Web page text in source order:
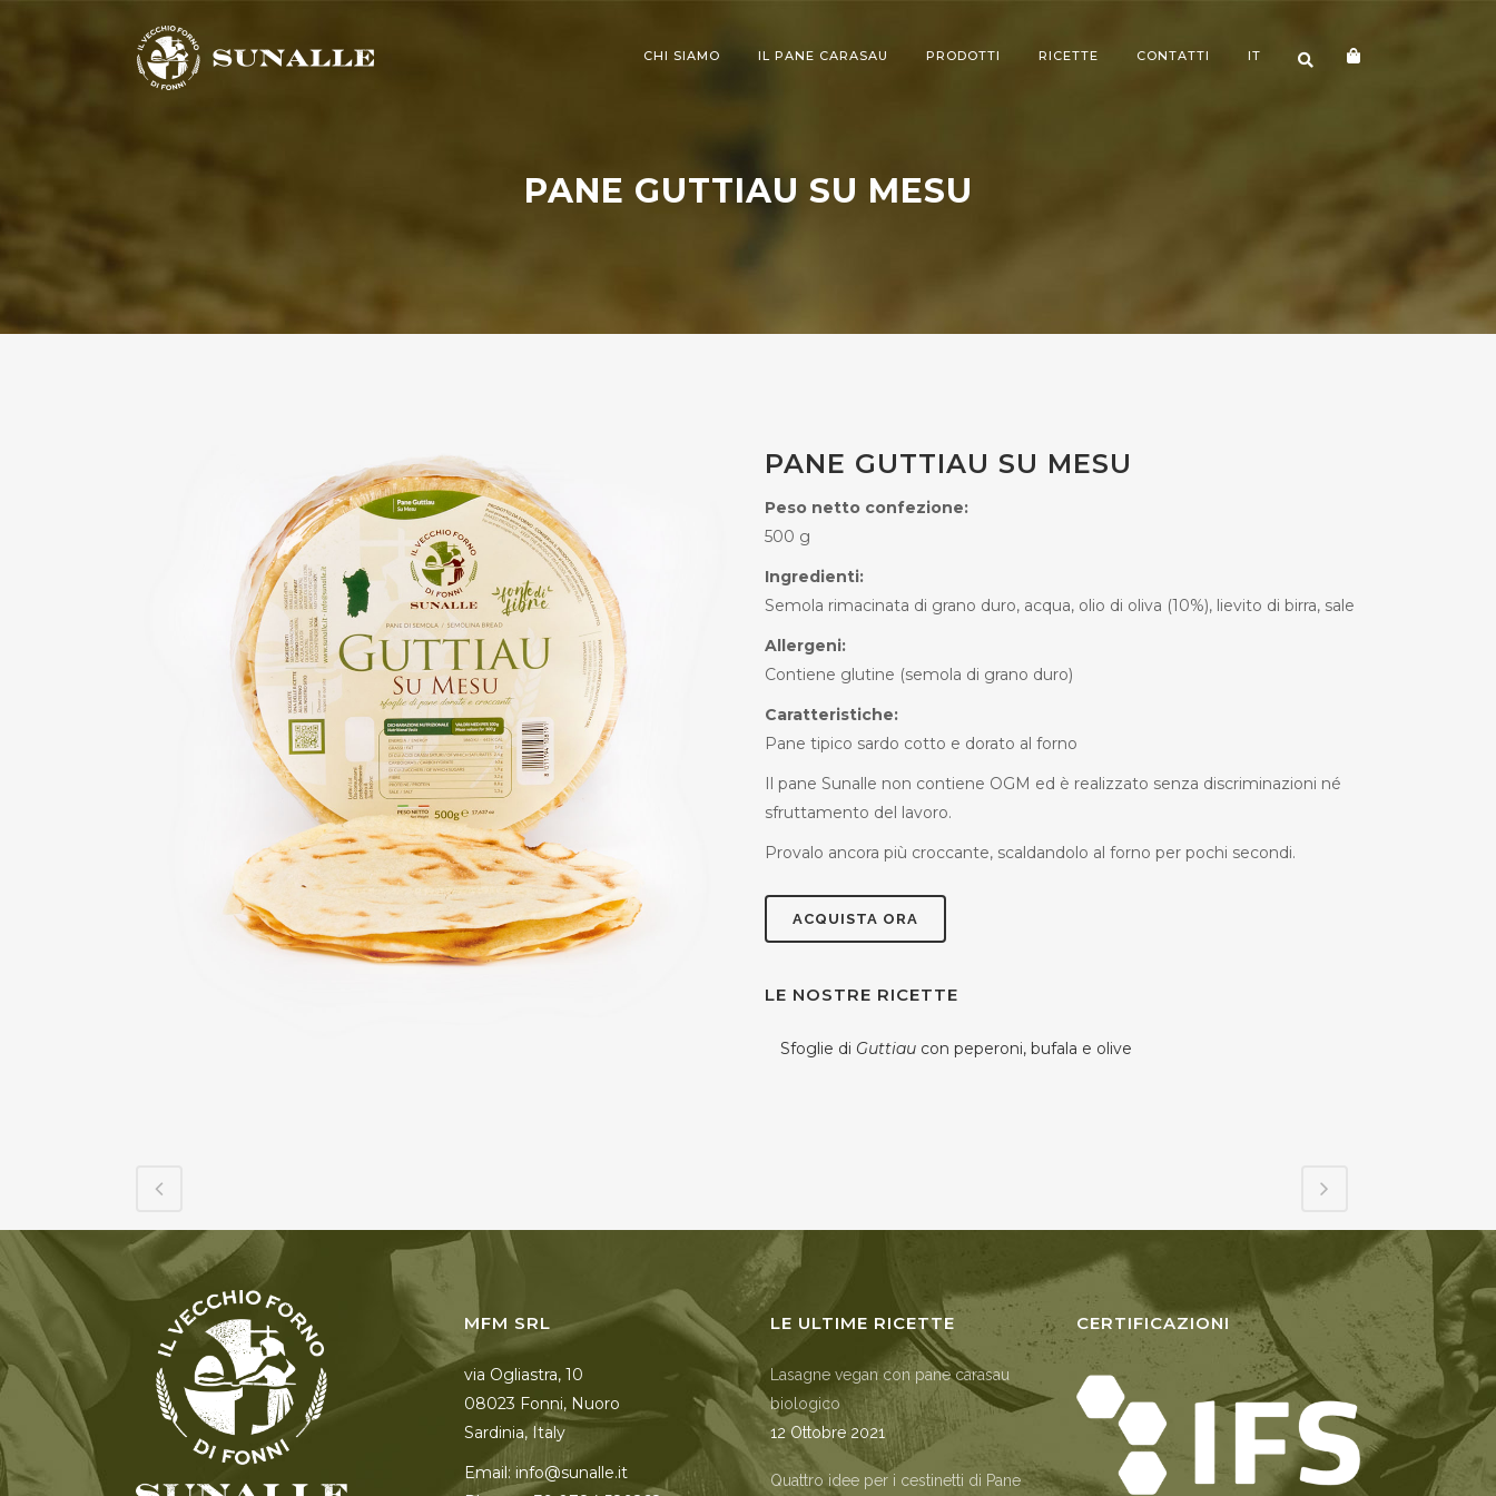
CHI SIAMO IL PANE CARASAU PRODOTTI RICETTE CONTATTI IT
PANE GUTTIAU SU MESU
PANE GUTTIAU SU MESU
Peso netto confezione:
500 g
Ingredienti:
Semola rimacinata di grano duro, acqua, olio di oliva (10%), lievito di birra, sale
Allergeni:
Contiene glutine (semola di grano duro)
Caratteristiche:
Pane tipico sardo cotto e dorato al forno
Il pane Sunalle non contiene OGM ed è realizzato senza discriminazioni né
sfruttamento del lavoro.
Provalo ancora più croccante, scaldandolo al forno per pochi secondi.
ACQUISTA ORA
LE NOSTRE RICETTE
Sfoglie di Guttiau con peperoni, bufala e olive
MFM SRL
via Ogliastra, 10
08023 Fonni, Nuoro
Sardinia, Italy
Email: info@sunalle.it
LE ULTIME RICETTE
Lasagne vegan con pane carasau
biologico
12 Ottobre 2021
Quattro idee per i cestinetti di Pane
CERTIFICAZIONI